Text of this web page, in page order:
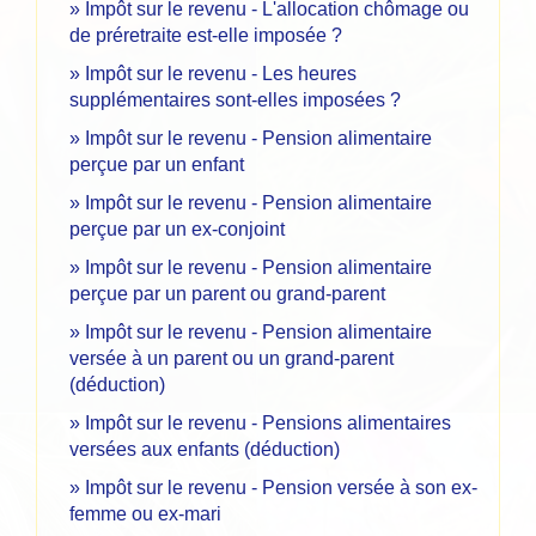
Impôt sur le revenu - L'allocation chômage ou
de préretraite est-elle imposée ?
Impôt sur le revenu - Les heures
supplémentaires sont-elles imposées ?
Impôt sur le revenu - Pension alimentaire
perçue par un enfant
Impôt sur le revenu - Pension alimentaire
perçue par un ex-conjoint
Impôt sur le revenu - Pension alimentaire
perçue par un parent ou grand-parent
Impôt sur le revenu - Pension alimentaire
versée à un parent ou un grand-parent
(déduction)
Impôt sur le revenu - Pensions alimentaires
versées aux enfants (déduction)
Impôt sur le revenu - Pension versée à son ex-
femme ou ex-mari